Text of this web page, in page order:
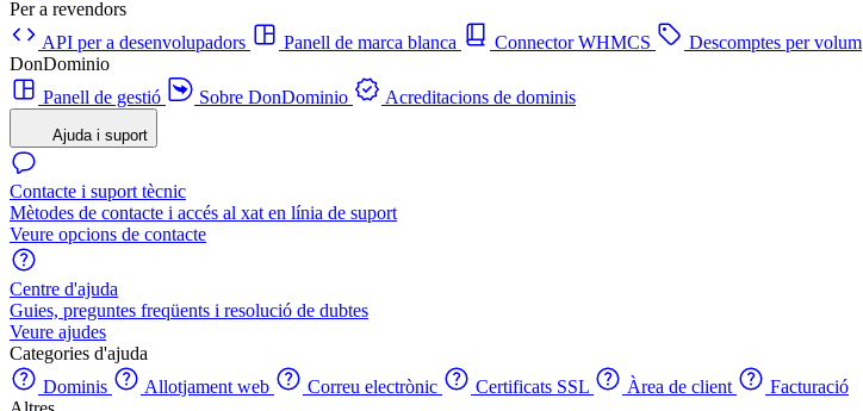
Per a revendors
API per a desenvolupadors
Panell de marca blanca Connector WHMCS
Descomptes per volum
DonDominio
Panell de gestió
Sobre DonDominio Acreditacions de dominis
Ajuda i suport
Contacte i suport tècnic
Mètodes de contacte i accés al xat en línia de suport
Veure opcions de contacte
Centre d'ajuda
Guies, preguntes freqüents i resolució de dubtes
Veure ajudes
Categories d'ajuda
Dominis
Allotjament web Correu electrònic Certificats SSL Àrea de client
Facturació